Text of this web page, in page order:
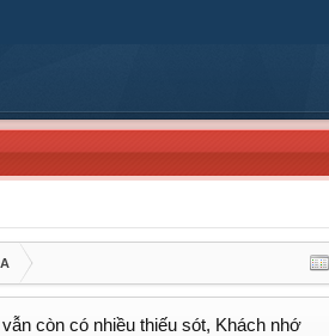
còn có nhiều thiếu sót, Khách nhớ